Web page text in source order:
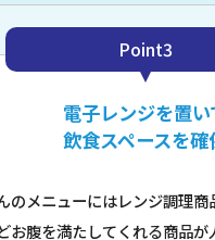
Point3
電子レンジを置い
飲食スペースを確
のメニューにはレンジ調理
お腹を満たしてくれる商品が